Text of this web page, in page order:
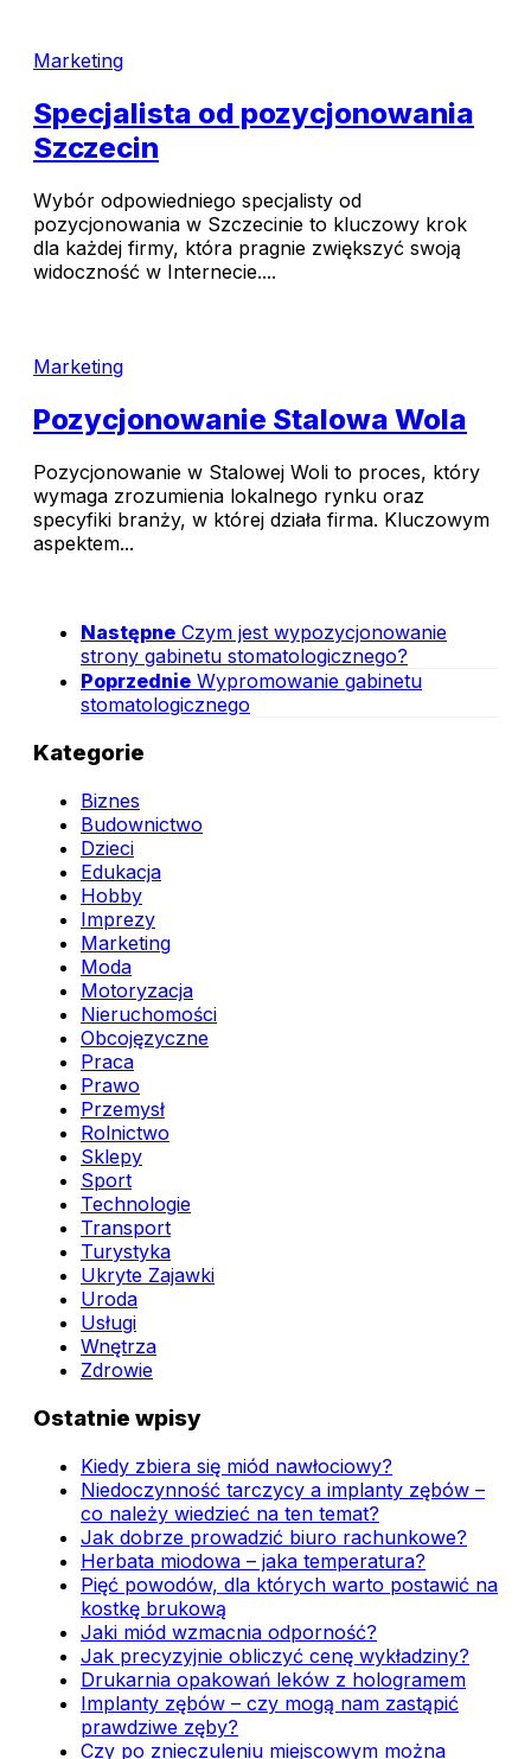
Marketing
Specjalista od pozycjonowania
Szczecin
Wybór odpowiedniego specjalisty od
pozycjonowania w Szczecinie to kluczowy krok
dla każdej firmy, która pragnie zwiększyć swoją
widoczność w Internecie....
Marketing
Pozycjonowanie Stalowa Wola
Pozycjonowanie w Stalowej Woli to proces, który
wymaga zrozumienia lokalnego rynku oraz
specyfiki branży, w której działa firma. Kluczowym
aspektem...
Następne Czym jest wypozycjonowanie
strony gabinetu stomatologicznego?
Poprzednie Wypromowanie gabinetu
stomatologicznego
Kategorie
Biznes
Budownictwo
Dzieci
Edukacja
Hobby
Imprezy
Marketing
Moda
Motoryzacja
Nieruchomości
Obcojęzyczne
Praca
Prawo
Przemysł
Rolnictwo
Sklepy
Sport
Technologie
Transport
Turystyka
Ukryte Zajawki
Uroda
Usługi
Wnętrza
Zdrowie
Ostatnie wpisy
Kiedy zbiera się miód nawłociowy?
Niedoczynność tarczycy a implanty zębów –
co należy wiedzieć na ten temat?
Jak dobrze prowadzić biuro rachunkowe?
Herbata miodowa – jaka temperatura?
Pięć powodów, dla których warto postawić na
kostkę brukową
Jaki miód wzmacnia odporność?
Jak precyzyjnie obliczyć cenę wykładziny?
Drukarnia opakowań leków z hologramem
Implanty zębów – czy mogą nam zastąpić
prawdziwe zęby?
Czy po znieczuleniu miejscowym można